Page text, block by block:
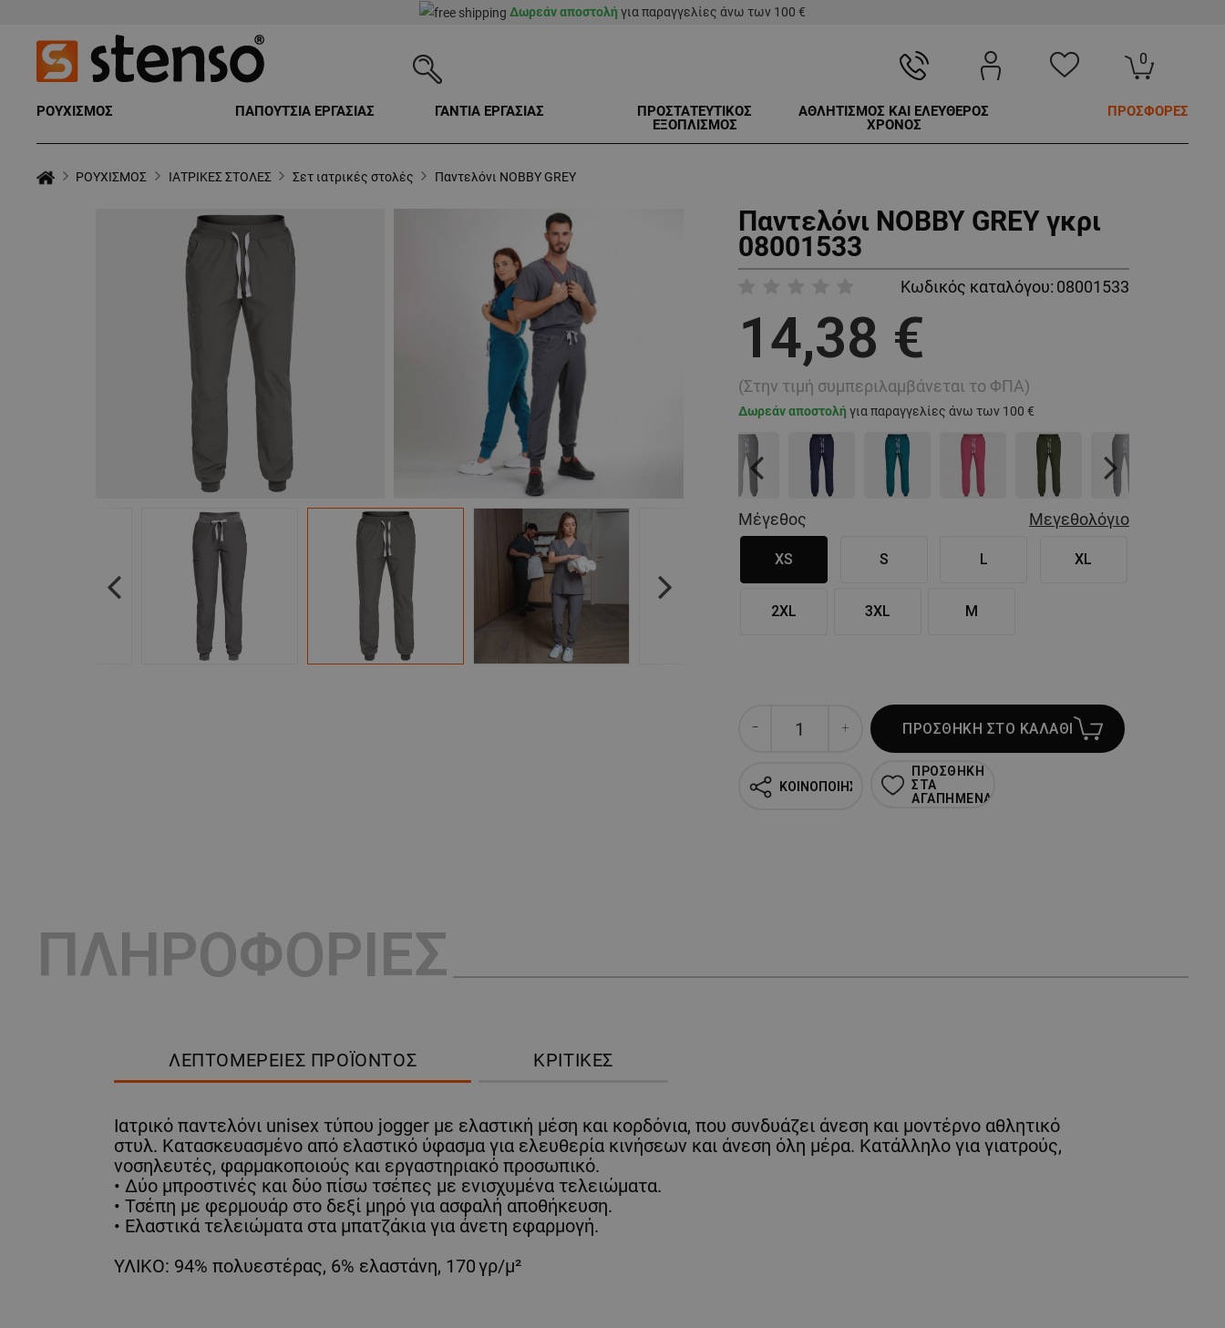
Δωρεάν αποστολή για παραγγελίες άνω των 100 €
0
ΡΟΥΧΙΣΜΟΣ ΠΑΠΟΥΤΣΙΑ ΕΡΓΑΣΙΑΣ ΓΑΝΤΙΑ ΕΡΓΑΣΙΑΣ
ΠΡΟΣΤΑΤΕΥΤΙΚΟΣ
ΕΞΟΠΛΙΣΜΟΣ
ΑΘΛΗΤΙΣΜΟΣ ΚΑΙ ΕΛΕΥΘΕΡΟΣ
ΧΡΟΝΟΣ
ΠΡΟΣΦΟΡΕΣ
ΡΟΥΧΙΣΜΟΣ ΙΑΤΡΙΚΕΣ ΣΤΟΛΕΣ Σετ ιατρικές στολές Παντελόνι NOBBY GREY
Previous Next
Παντελόνι NOBBY GREY γκρι
08001533
Κωδικός καταλόγου: 08001533
14,38 €
(Στην τιμή συμπεριλαμβάνεται το ΦΠΑ)
Δωρεάν αποστολή για παραγγελίες άνω των 100 €
Previous Next
Μέγεθος Μεγεθολόγιο
XS S L XL
2XL 3XL M
ΠΡΟΣΘΗΚΗ ΣΤΟ ΚΑΛΑΘΙ
ΚΟΙΝΟΠΟΙΗΣΗ
ΠΡΟΣΘΗΚΗ
ΣΤΑ
ΑΓΑΠΗΜΕΝΑ
ΠΛΗΡΟΦΟΡΙΕΣ
ΛΕΠΤΟΜΈΡΕΙΕΣ ΠΡΟΪΌΝΤΟΣ ΚΡΙΤΙΚΈΣ
Ιατρικό παντελόνι unisex τύπου jogger με ελαστική μέση και κορδόνια, που συνδυάζει άνεση και μοντέρνο αθλητικό
στυλ. Κατασκευασμένο από ελαστικό ύφασμα για ελευθερία κινήσεων και άνεση όλη μέρα. Κατάλληλο για γιατρούς,
νοσηλευτές, φαρμακοποιούς και εργαστηριακό προσωπικό.
• Δύο μπροστινές και δύο πίσω τσέπες με ενισχυμένα τελειώματα.
• Τσέπη με φερμουάρ στο δεξί μηρό για ασφαλή αποθήκευση.
• Ελαστικά τελειώματα στα μπατζάκια για άνετη εφαρμογή.
ΥΛΙΚΟ: 94% πολυεστέρας, 6% ελαστάνη, 170 γρ/μ²